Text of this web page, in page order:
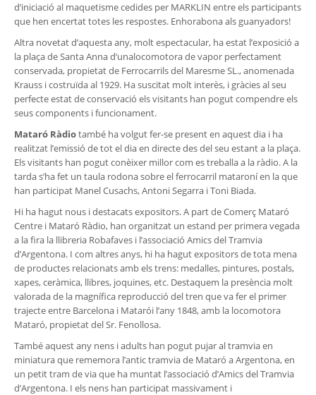
d’iniciació al maquetisme cedides per MARKLIN entre els participants
que hen encertat totes les respostes. Enhorabona als guanyadors!
Altra novetat d’aquesta any, molt espectacular, ha estat l’exposició a
la plaça de Santa Anna d’unalocomotora de vapor perfectament
conservada, propietat de Ferrocarrils del Maresme SL., anomenada
Krauss i costruïda al 1929. Ha suscitat molt interès, i gràcies al seu
perfecte estat de conservació els visitants han pogut compendre els
seus components i funcionament.
Mataró Ràdiotambé ha volgut fer-se present en aquest dia i ha
realitzat l’emissió de tot el dia en directe des del seu estant a la plaça.
Els visitants han pogut conèixer millor com es treballa a la ràdio. A la
tarda s’ha fet un taula rodona sobre el ferrocarril mataroní en la que
han participat Manel Cusachs, Antoni Segarra i Toni Biada.
Hi ha hagut nous i destacats expositors. A part de Comerç Mataró
Centre i Mataró Ràdio, han organitzat un estand per primera vegada
a la fira la llibreria Robafaves i l’associació Amics del Tramvia
d’Argentona. I com altres anys, hi ha hagut expositors de tota mena
de productes relacionats amb els trens: medalles, pintures, postals,
xapes, ceràmica, llibres, joquines, etc. Destaquem la presència molt
valorada de la magnífica reproducció del tren que va fer el primer
trajecte entre Barcelona i Matarói l’any 1848, amb la locomotora
Mataró, propietat del Sr. Fenollosa.
També aquest any nens i adults han pogut pujar al tramvia en
miniatura que rememora l’antic tramvia de Mataró a Argentona, en
un petit tram de via que ha muntat l’associació d’Amics del Tramvia
d’Argentona. I els nens han participat massivament i